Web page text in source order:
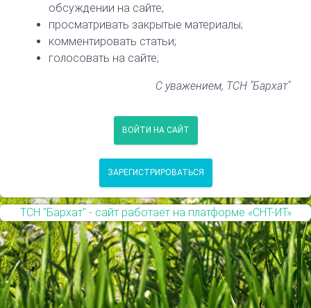
обсуждении на сайте;
просматривать закрытые материалы;
комментировать статьи;
голосовать на сайте;
С уважением, ТСН "Бархат"
ВОЙТИ НА САЙТ
ЗАРЕГИСТРИРОВАТЬСЯ
ТСН "Бархат" - сайт работает на платформе «СНТ-ИТ»